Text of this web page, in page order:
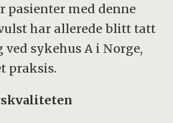
pasienter med denne
har allerede blitt tatt
sykehus A i Norge,
praksis.